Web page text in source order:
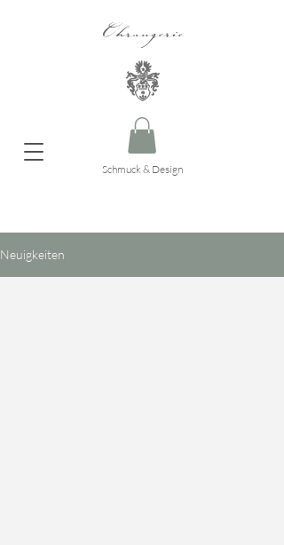
Ohrangerie
Schmuck & Design
Neuigkeiten